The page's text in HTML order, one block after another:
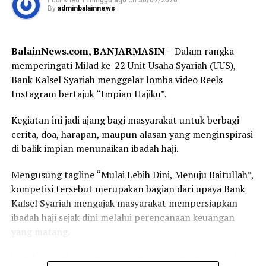
0
(Forkopimda) Kalimantan Selatan, di antaranya Ketua
Provinsi Kalimantan Selatan, Bupati Hulu Sungai
Tengah, serta jajaran TNI, Polri, dan pemerintah daerah.
Dalam sambutannya, Gubernur H. Muhidin mengajak
memperkuat persaudaraan sekaligus membangun
prestasi sepak bola Banua.
baik, lancar, serta mendapat bimbingan dan petunjuk
dari Allah SWT. Atas nama Pemerintah Provinsi
Kalimantan Selatan, saya menyampaikan apresiasi
kepada Pangdam XXII/Tambun Bungai beserta seluruh
panitia atas terselenggaranya kompetisi yang menjadi
XXII/Tambun Bungai,” sampai Gubernur H. Muhidin.
By adminbalainnews
BalainNews.com, BANJARMASIN– Dalam rangka
memperingati Milad ke-22 Unit Usaha Syariah (UUS),
Bank Kalsel Syariah menggelar lomba video Reels
Instagram bertajuk “Impian Hajiku”.
Kegiatan ini jadi ajang bagi masyarakat untuk berbagi
cerita, doa, harapan, maupun alasan yang menginspirasi
di balik impian menunaikan ibadah haji.
Mengusung tagline “Mulai Lebih Dini, Menuju Baitullah”,
kompetisi tersebut merupakan bagian dari upaya Bank
Kalsel Syariah mengajak masyarakat mempersiapkan
ibadah haji sejak dini melalui perencanaan keuangan
yang matang.